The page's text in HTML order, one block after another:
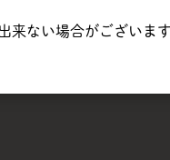
ない場合がございま